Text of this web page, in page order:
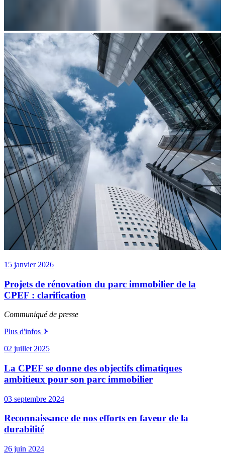
15 janvier 2026
Projets de rénovation du parc immobilier de la
CPEF : clarification
Communiqué de presse
Plus d'infos
02 juillet 2025
La CPEF se donne des objectifs climatiques
ambitieux pour son parc immobilier
03 septembre 2024
Reconnaissance de nos efforts en faveur de la
durabilité
26 juin 2024